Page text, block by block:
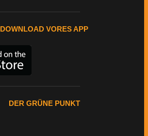
DOWNLOAD VORES APP
DER GRÜNE PUNKT